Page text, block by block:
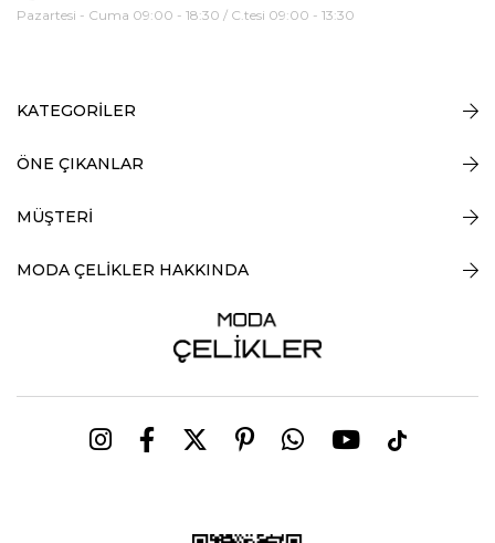
Pazartesi - Cuma 09:00 - 18:30 / C.tesi 09:00 - 13:30
KATEGORİLER
ÖNE ÇIKANLAR
MÜŞTERİ
MODA ÇELİKLER HAKKINDA